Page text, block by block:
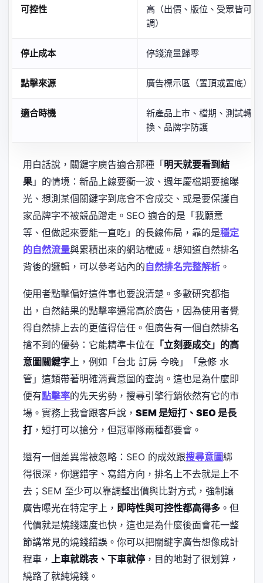
可控性
高（出價、版位、受眾皆可
調）
停止成本 停錢流量歸零
點擊來源 廣告標示區（置頂或置底）
適合時機
新產品上市、檔期、測試轉
換、品牌字防護
用白話說，關鍵字廣告適合那種「明天就要看到結
果」的情境：新品上線要衝一波、週年慶檔期要搶曝
光、想測某個關鍵字到底會不會成交、或是要保護自
家品牌字不被競品蹭走。SEO 適合的是「我願意
等、但做起來要能一直吃」的長線佈局，靠的是穩定
的自然流量與累積出來的網站權威。想知道自然排名
背後的邏輯，可以參考站內的自然排名完整解析 。
使用者點擊偏好這件事也要說清楚。多數研究都指
出，自然結果的點擊率通常高於廣告，因為使用者覺
得自然排上去的更值得信任。但廣告有一個自然排名
搶不到的優勢：它能精準卡位在 「立刻要成交」的高
意圖關鍵字上，例如「台北 訂房 今晚」「急修 水
管」這類帶著明確消費意圖的查詢。這也是為什麼即
便有點擊率的先天劣勢，搜尋引擎行銷依然有它的市
場。實務上我會跟客戶說， SEM 是短打、SEO 是長
打 ，短打可以搶分，但冠軍隊兩種都要會。
還有一個差異常被忽略：SEO 的成效跟搜尋意圖綁
得很深，你選錯字、寫錯方向，排名上不去就是上不
去；SEM 至少可以靠調整出價與比對方式，強制讓
廣告曝光在特定字上， 即時性與可控性都高得多 。但
代價就是燒錢速度也快，這也是為什麼後面會花一整
節講常見的燒錢錯誤。你可以把關鍵字廣告想像成計
程車， 上車就跳表、下車就停 ，目的地對了很划算，
繞路了就純燒錢。